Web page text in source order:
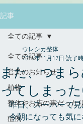
記事
全ての記事
営業のお知らせ
植物
整体やお店の事だった
症例
全ての記事
また、つま
ってしまっ
ウレシカ整体
2016年11月17日 読了
昨日、スーパーで
今朝になっても気